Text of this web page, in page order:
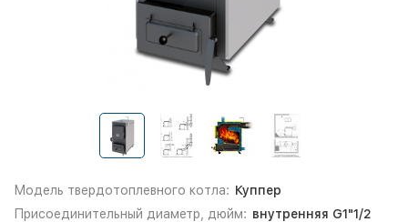
Модель твердотоплевного котла: Куппер
Присоединительный диаметр, дюйм: внутренняя G1"1/2